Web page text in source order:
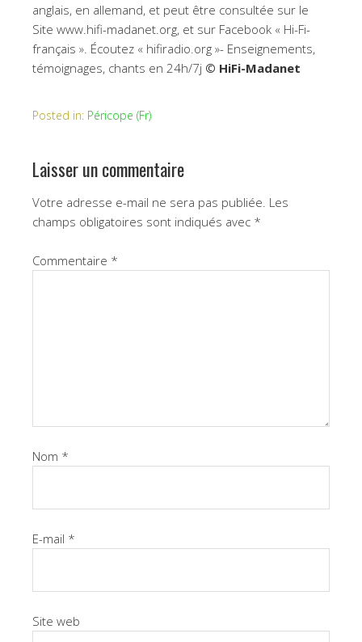
anglais, en allemand, et peut être consultée sur le
Site www.hifi-madanet.org, et sur Facebook « Hi-Fi-
français ». Écoutez « hifiradio.org »- Enseignements,
témoignages, chants en 24h/7j © HiFi-Madanet
Posted in: Péricope (Fr)
Laisser un commentaire
Votre adresse e-mail ne sera pas publiée. Les
champs obligatoires sont indiqués avec *
Commentaire *
Nom *
E-mail *
Site web